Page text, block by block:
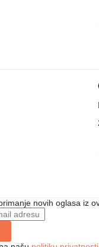
novih oglasa iz